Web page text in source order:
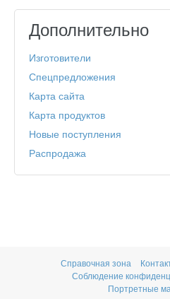
Дополнительно
Изготовители
Спецпредложения
Карта сайта
Карта продуктов
Новые поступления
Распродажа
Справочная зона
Соблюдение
Портретные